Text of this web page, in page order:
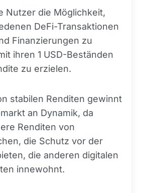
Nutzer die Möglichkeit,
DeFi-Transaktionen
Finanzierungen zu
ihren 1 USD-Beständen
zu erzielen.
stabilen Renditen gewinnt
an Dynamik, da
Renditen von
die Schutz vor der
die anderen digitalen
innewohnt.